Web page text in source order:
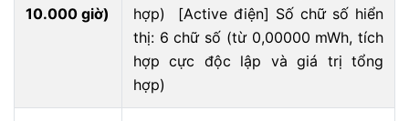
10.000 giờ)
hợp) [Active điện] Số chữ số hiển
thị: 6 chữ số (từ 0,00000 mWh, tích
hợp cực độc lập và giá trị tổng
hợp)